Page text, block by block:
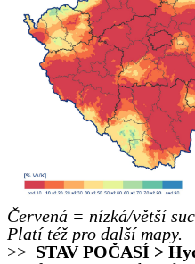
Červená = nízká/větší
Platí též pro další mapy.
>> STAV POČASÍ >